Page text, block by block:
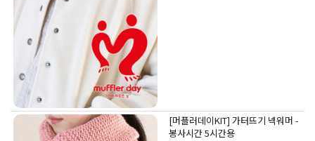
[머플러데이KIT] 가터뜨기 넥워머 -
봉사시간 5시간용